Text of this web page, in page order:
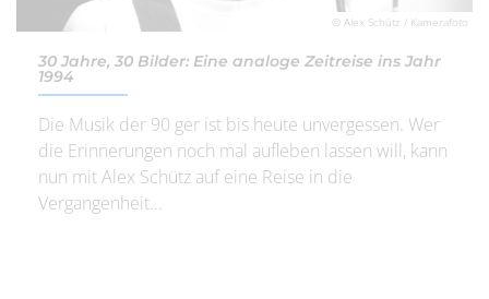
© Alex Schütz / Kamerafoto
30 Jahre, 30 Bilder: Eine analoge Zeitreise ins Jahr
1994
Die Musik der 90 ger ist bis heute unvergessen. Wer
die Erinnerungen noch mal aufleben lassen will, kann
nun mit Alex Schütz auf eine Reise in die
Vergangenheit...